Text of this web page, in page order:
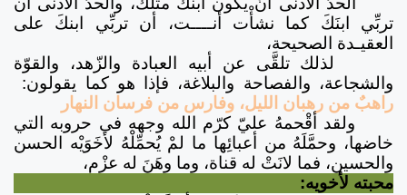
تربِّي ابنَكَ كما نشأْت أنــــت، أن تربِّي ابنكَ على
العقيـدة الصحيحة،
لذلك تلقَّى عن أبيه العبادة والزّهد، والقوّة
والشجاعة، والفصاحة والبلاغة، فإذا هو كما يقولون:
راهبٌ من رهبان الليل، وفارس من فرسان النهار
ولقد أقْحمهُ عليّ كرّم الله وجهه في حروبه التي
خاضها، وحمَّلَهُ من أعبائِها ما لمْ يُحمِّلْهُ لأخَوَيْه الحسن
والحسين، فما لانَتْ له قناة، وما وهَنَ له عزْم،
محبته لأخويه: